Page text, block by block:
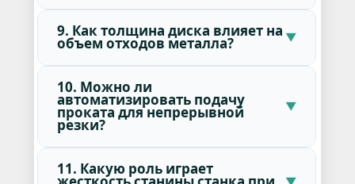
9. Как толщина диска влияет на
объем отходов металла?
10. Можно ли
автоматизировать подачу
проката для непрерывной
резки?
11. Какую роль играет